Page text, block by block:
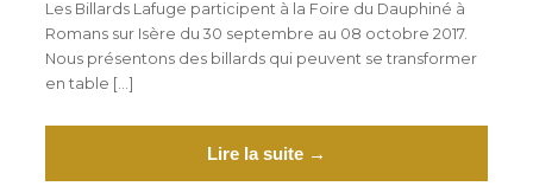
Les Billards Lafuge participent à la Foire du Dauphiné à
Romans sur Isère du 30 septembre au 08 octobre 2017.
Nous présentons des billards qui peuvent se transformer
en table […]
Lire la suite →